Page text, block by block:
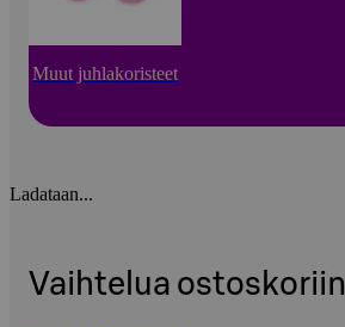
Muut juhlakoristeet
Ladataan...
Vaihtelua ostoskoriin